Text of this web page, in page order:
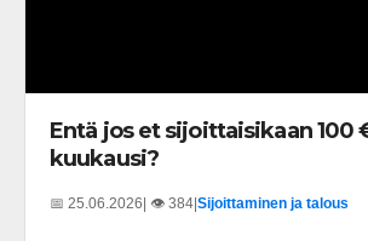
Entä jos et sijoittaisikaan 100
kuukausi?
📅 25.06.2026| 👁️ 384|Sijoittaminen ja talous